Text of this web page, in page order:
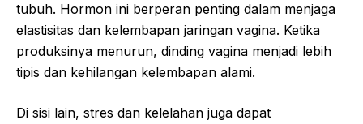
tubuh. Hormon ini berperan penting dalam menjaga
elastisitas dan kelembapan jaringan vagina. Ketika
produksinya menurun, dinding vagina menjadi lebih
tipis dan kehilangan kelembapan alami.
Di sisi lain, stres dan kelelahan juga dapat